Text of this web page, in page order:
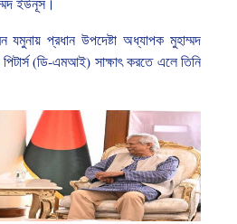
ইউনূস।
যমুনায় প্রধান উপদেষ্টা অধ্যাপক মুহাম্মদ
পিটার্স(ডি-এমআই) সাক্ষাৎ করতে এলে তিনি